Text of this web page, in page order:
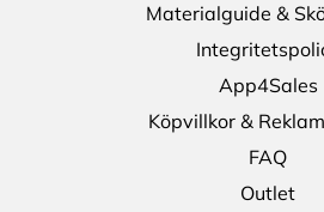
Materialguide &
App4Sales
Köpvillkor &
FAQ
Outlet